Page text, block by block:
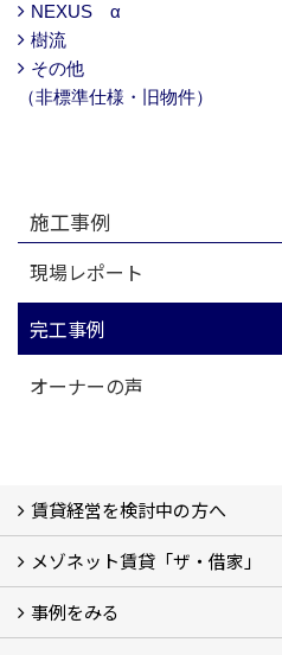
NEXUS α
樹流
その他
（非標準仕様・旧物件）
施工事例
現場レポート
完工事例
オーナーの声
賃貸経営を検討中の方へ
私たちの考え方
賃貸経営の成功学
様々な無料サービス
相続税とは
よくあるご質問
メゾネット賃貸「ザ・借家」
ザ・借家について詳しく知る (2)
事例をみる